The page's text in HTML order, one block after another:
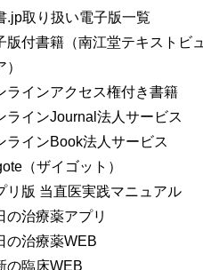
.jp取り扱い電子版一覧
版付書籍（南江堂テキストビュ
）
ラインアクセス権付き書籍
ラインJournal法人サービス
ラインBook法人サービス
（ザイゴット）
リ版 当直医実践マニュアル
の治療薬アプリ
の治療薬WEB
の臨床WEB